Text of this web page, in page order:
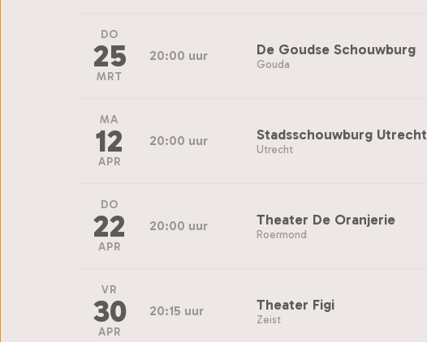
DO
25
MRT
20:00 uur De Goudse Schouwburg
Gouda
MA
12
APR
20:00 uur Stadsschouwburg Utrecht
Utrecht
DO
22
APR
20:00 uur Theater De Oranjerie
Roermond
VR
30
APR
20:15 uur Theater Figi
Zeist